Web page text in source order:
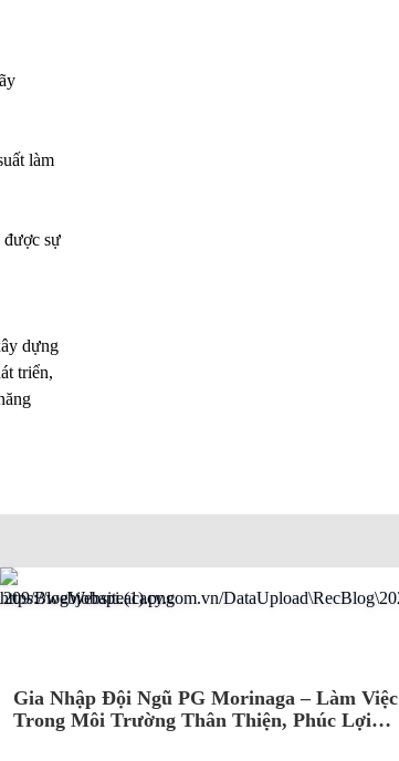
làm
được sự
dựng
triển,
Gia Nhập Đội Ngũ PG Morinaga – Làm Việc
Trong Môi Trường Thân Thiện, Phúc Lợi